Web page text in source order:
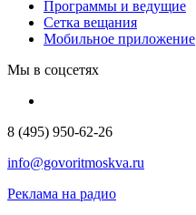
Программы и ведущие
Сетка вещания
Мобильное приложение
Мы в соцсетях
8 (495) 950-62-26
info@govoritmoskva.ru
Реклама на радио